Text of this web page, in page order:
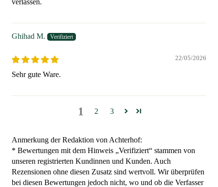
Ghihad M.
22/05/2026
Sehr gute Ware.
1 2 3
Anmerkung der Redaktion von Achterhof:
* Bewertungen mit dem Hinweis „Verifiziert“ stammen von
unseren registrierten Kundinnen und Kunden. Auch
Rezensionen ohne diesen Zusatz sind wertvoll. Wir überprüfen
bei diesen Bewertungen jedoch nicht, wo und ob die Verfasser